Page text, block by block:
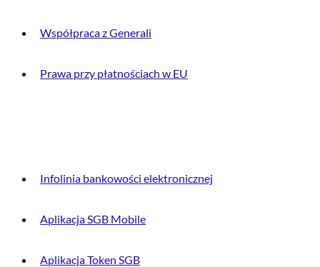
Współpraca z Generali
Prawa przy płatnościach w EU
Infolinia bankowości elektronicznej
Aplikacja SGB Mobile
Aplikacja Token SGB